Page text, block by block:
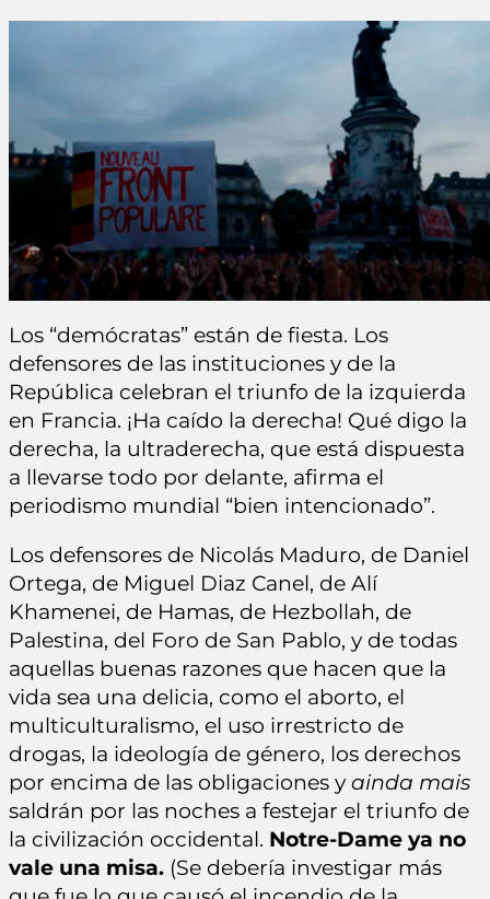
Los “demócratas” están de fiesta. Los
defensores de las instituciones y de la
República celebran el triunfo de la izquierda
en Francia. ¡Ha caído la derecha! Qué digo la
derecha, la ultraderecha, que está dispuesta
a llevarse todo por delante, afirma el
periodismo mundial “bien intencionado”.
Los defensores de Nicolás Maduro, de Daniel
Ortega, de Miguel Diaz Canel, de Alí
Khamenei, de Hamas, de Hezbollah, de
Palestina, del Foro de San Pablo, y de todas
aquellas buenas razones que hacen que la
vida sea una delicia, como el aborto, el
multiculturalismo, el uso irrestricto de
drogas, la ideología de género, los derechos
por encima de las obligaciones y ainda mais
saldrán por las noches a festejar el triunfo de
la civilización occidental. Notre-Dame ya no
vale una misa. (Se debería investigar más